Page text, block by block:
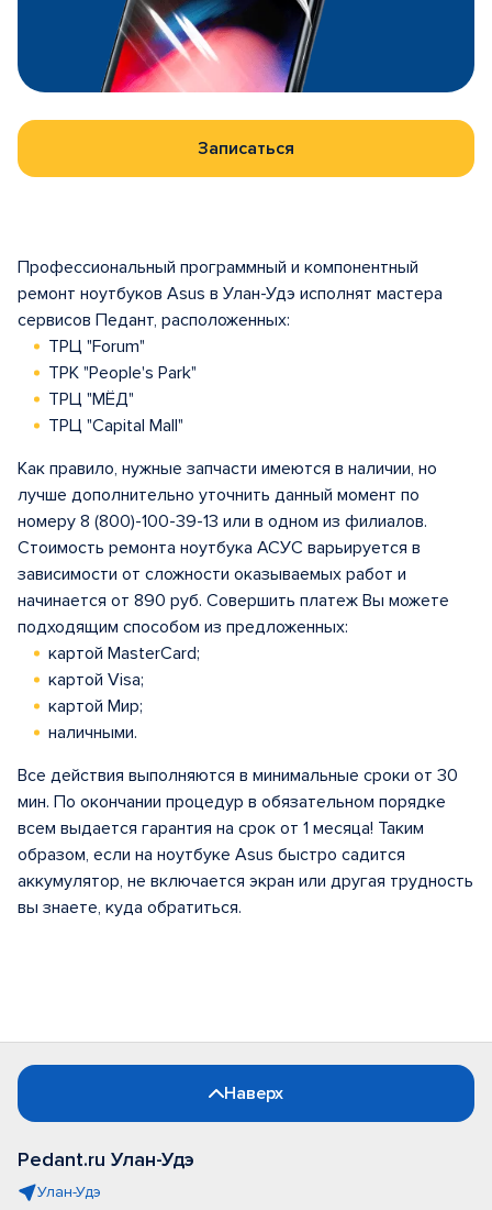
Записаться
Профессиональный программный и компонентный
ремонт ноутбуков Asus в Улан-Удэ исполнят мастера
сервисов Педант, расположенных:
ТРЦ "Forum"
ТРК "People's Park"
ТРЦ "МЁД"
ТРЦ "Capital Mall"
Как правило, нужные запчасти имеются в наличии, но
лучше дополнительно уточнить данный момент по
номеру 8 (800)-100-39-13 или в одном из филиалов.
Стоимость ремонта ноутбука АСУС варьируется в
зависимости от сложности оказываемых работ и
начинается от 890 руб. Совершить платеж Вы можете
подходящим способом из предложенных:
картой MasterCard;
картой Visa;
картой Мир;
наличными.
Все действия выполняются в минимальные сроки от 30
мин. По окончании процедур в обязательном порядке
всем выдается гарантия на срок от 1 месяца! Таким
образом, если на ноутбуке Asus быстро садится
аккумулятор, не включается экран или другая трудность
вы знаете, куда обратиться.
Наверх
Pedant.ru Улан-Удэ
Улан-Удэ